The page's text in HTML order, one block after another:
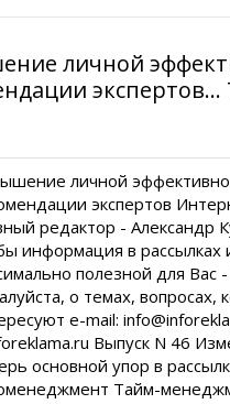
личной
личной
экспертов
редактор - Александр
информация в рассылках
полезной для Вас
о темах, вопросах,
e-mail:
Выпуск N 46
основной упор в
Тайм-